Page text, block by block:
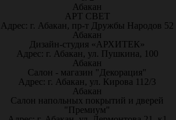
Абакан
АРТ СВЕТ
Адрес: г. Абакан, пр-т Дружбы Народов 52
Абакан
Дизайн-студия «АРХИТЕК»
Адрес: г. Абакан, ул. Пушкина, 100
Абакан
Салон - магазин "Декорация"
Адрес: г. Абакан, ул. Кирова 112/3
Абакан
Салон напольных покрытий и дверей
"Премиум"